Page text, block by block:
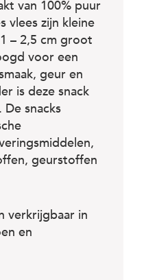
van 100% puur
vlees zijn kleine
– 2,5 cm groot
voor een
geur en
is deze snack
snacks
geurstoffen
verkrijgbaar in
en